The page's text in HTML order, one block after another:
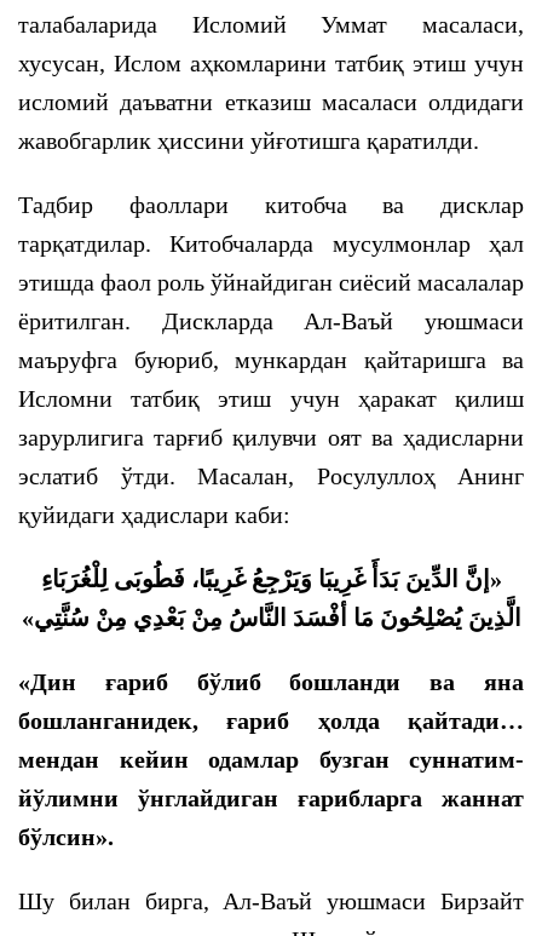
талабаларида Исломий Уммат масаласи,
хусусан, Ислом аҳкомларини татбиқ этиш учун
исломий даъватни етказиш масаласи олдидаги
жавобгарлик ҳиссини уйғотишга қаратилди.
Тадбир фаоллари китобча ва дисклар
тарқатдилар. Китобчаларда мусулмонлар ҳал
этишда фаол роль ўйнайдиган сиёсий масалалар
ёритилган. Дискларда Ал-Ваъй уюшмаси
маъруфга буюриб, мункардан қайтаришга ва
Исломни татбиқ этиш учун ҳаракат қилиш
зарурлигига тарғиб қилувчи оят ва ҳадисларни
эслатиб ўтди. Масалан, Росулуллоҳ Aнинг
қуйидаги ҳадислари каби:
« إنَّ الدِّينَ بَدَأَ غَرِيبَا وَيَرْجِعُ غَرِيبًا، فَطُوبَى لِلْغُرَبَاءِ
الَّذِينَ يُصْلِحُونَ مَا أفْسَدَ النَّاسُ مِنْ بَعْدِي مِنْ سُنَّتِي»
«Дин ғариб бўлиб бошланди ва яна
бошланганидек, ғариб ҳолда қайтади…
мендан кейин одамлар бузган суннатим-
йўлимни ўнглайдиган ғарибларга жаннат
бўлсин».
Шу билан бирга, Ал-Ваъй уюшмаси Бирзайт